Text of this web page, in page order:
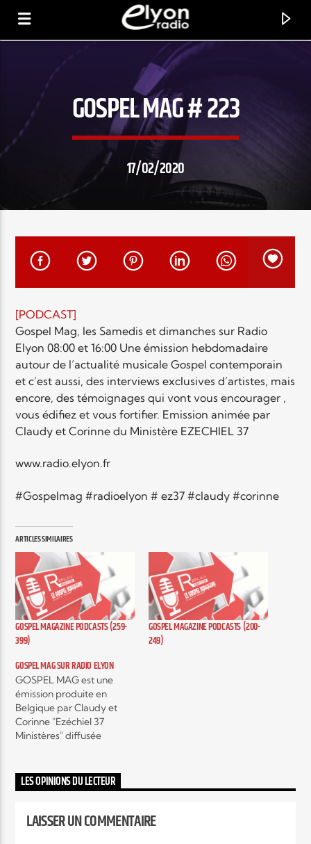
RADIO ELYON
POSITIVE ET ENCOURAGEANTE !
EN CE MOMENT
TITRE
ARTISTE
Elyon Hits
Elyon Live
Elyon Kids
GOSPEL MAG # 223
17/02/2020
[PODCAST]
Gospel Mag, les Samedis et dimanches sur Radio
Elyon 08:00 et 16:00 Une émission hebdomadaire
autour de l’actualité musicale Gospel contemporain
et c’est aussi, des interviews exclusives d’artistes, mais
encore, des témoignages qui vont vous encourager ,
vous édifiez et vous fortifier. Emission animée par
Claudy et Corinne du Ministère EZECHIEL 37
www.radio.elyon.fr
#Gospelmag #radioelyon # ez37 #claudy #corinne
ARTICLES SIMILAIRES
GOSPEL MAGAZINE PODCASTS (259-
399)
GOSPEL MAGAZINE PODCASTS (200-
249)
GOSPEL MAG SUR RADIO ELYON
GOSPEL MAG est une
émission produite en
Belgique par Claudy et
Corinne "Ezéchiel 37
Ministères" diffusée
hebdomadaire autour de
l'actualité musicale Gospel
aussi, des interviews
LES OPINIONS DU LECTEUR
LAISSER UN COMMENTAIRE